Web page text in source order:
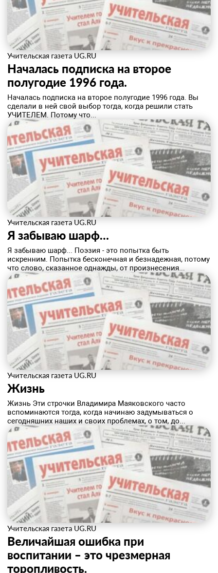
Учительская газета UG.RU
Началась подписка на второе
полугодие 1996 года.
Началась подписка на второе полугодие 1996 года. Вы
сделали в ней свой выбор тогда, когда решили стать
УЧИТЕЛЕМ. Потому что...
Учительская газета UG.RU
Я забываю шарф…
Я забываю шарф... Поэзия - это попытка быть
искренним. Попытка бесконечная и безнадежная, потому
что слово, сказанное однажды, от произнесения...
Учительская газета UG.RU
Жизнь
Жизнь Эти строчки Владимира Маяковского часто
вспоминаются тогда, когда начинаю задумываться о
сегодняшних наших и своих проблемах, о том, до...
Учительская газета UG.RU
Величайшая ошибка при
воспитании – это чрезмерная
торопливость.